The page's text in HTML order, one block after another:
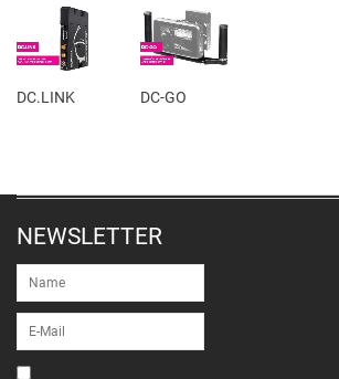
DC.LINK DC-GO
NEWSLETTER